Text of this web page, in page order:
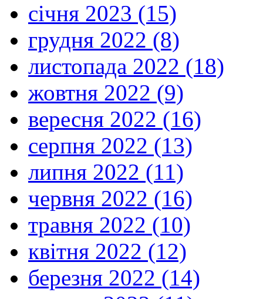
січня 2023 (15)
грудня 2022 (8)
листопада 2022 (18)
жовтня 2022 (9)
вересня 2022 (16)
серпня 2022 (13)
липня 2022 (11)
червня 2022 (16)
травня 2022 (10)
квітня 2022 (12)
березня 2022 (14)